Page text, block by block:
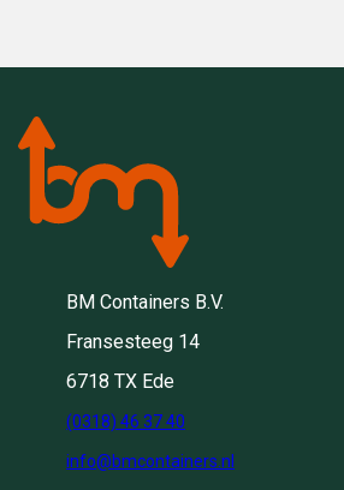
BM Containers B.V.
Fransesteeg 14
6718 TX Ede
(0318) 46 37 40
info@bmcontainers.nl